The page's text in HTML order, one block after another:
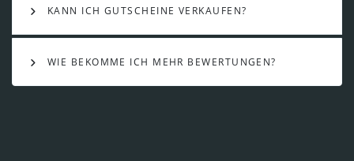
KANN ICH GUTSCHEINE VERKAUFEN?
WIE BEKOMME ICH MEHR BEWERTUNGEN?